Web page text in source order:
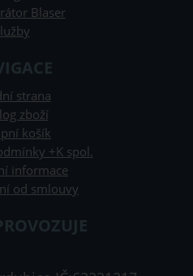
Blaser
strana
zboží
košík
+K spol.
informace
od smlouvy